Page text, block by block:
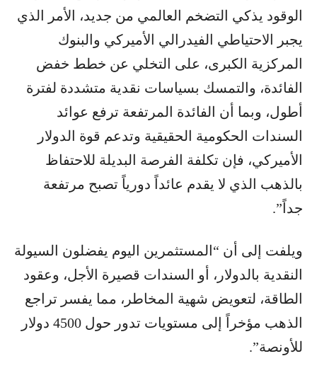
الوقود يذكي التضخم العالمي من جديد، الأمر الذي
يجبر الاحتياطي الفيدرالي الأميركي والبنوك
المركزية الكبرى، على التخلي عن خطط خفض
الفائدة، والتمسك بسياسات نقدية متشددة لفترة
أطول، وبما أن الفائدة المرتفعة ترفع عوائد
السندات الحكومية الحقيقية وتدعم قوة الدولار
الأميركي، فإن تكلفة الفرصة البديلة للاحتفاظ
بالذهب الذي لا يقدم عائداً دورياً تصبح مرتفعة
جداً”.
ويلفت إلى أن “المستثمرين اليوم يفضلون السيولة
النقدية بالدولار، أو السندات قصيرة الأجل، وعقود
الطاقة، لتعويض شهية المخاطر، مما يفسر تراجع
الذهب مؤخراً إلى مستويات تدور حول 4500 دولار
للأونصة”.